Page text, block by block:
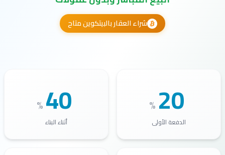
شراء العقار بالبيتكوين متاح
20
%
الدفعة الأولى 40
%
أثناء البناء